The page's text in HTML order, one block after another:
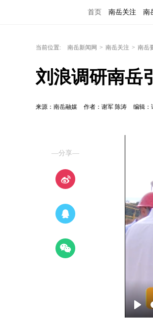
首页 南岳关注 南
当前位置: 南岳新闻网 > 南岳关注 > 南岳
刘浪调研南岳
来源：南岳融媒 作者：谢军 陈涛 编辑：
—分享—